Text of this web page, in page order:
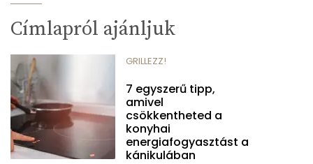
Címlapról ajánljuk
GRILLEZZ!
7 egyszerű tipp,
amivel
csökkentheted a
konyhai
energiafogyasztást a
kánikulában